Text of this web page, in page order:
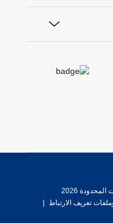
2026
تعريف الارتباط